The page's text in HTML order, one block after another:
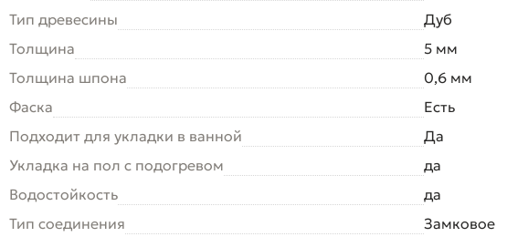
Тип древесины
Дуб
Толщина
5 мм
Толщина шпона
0,6 мм
Фаска
Есть
Подходит для укладки в ванной
Да
Укладка на пол c подогревом
да
Водостойкость
да
Тип соединения
Замковое